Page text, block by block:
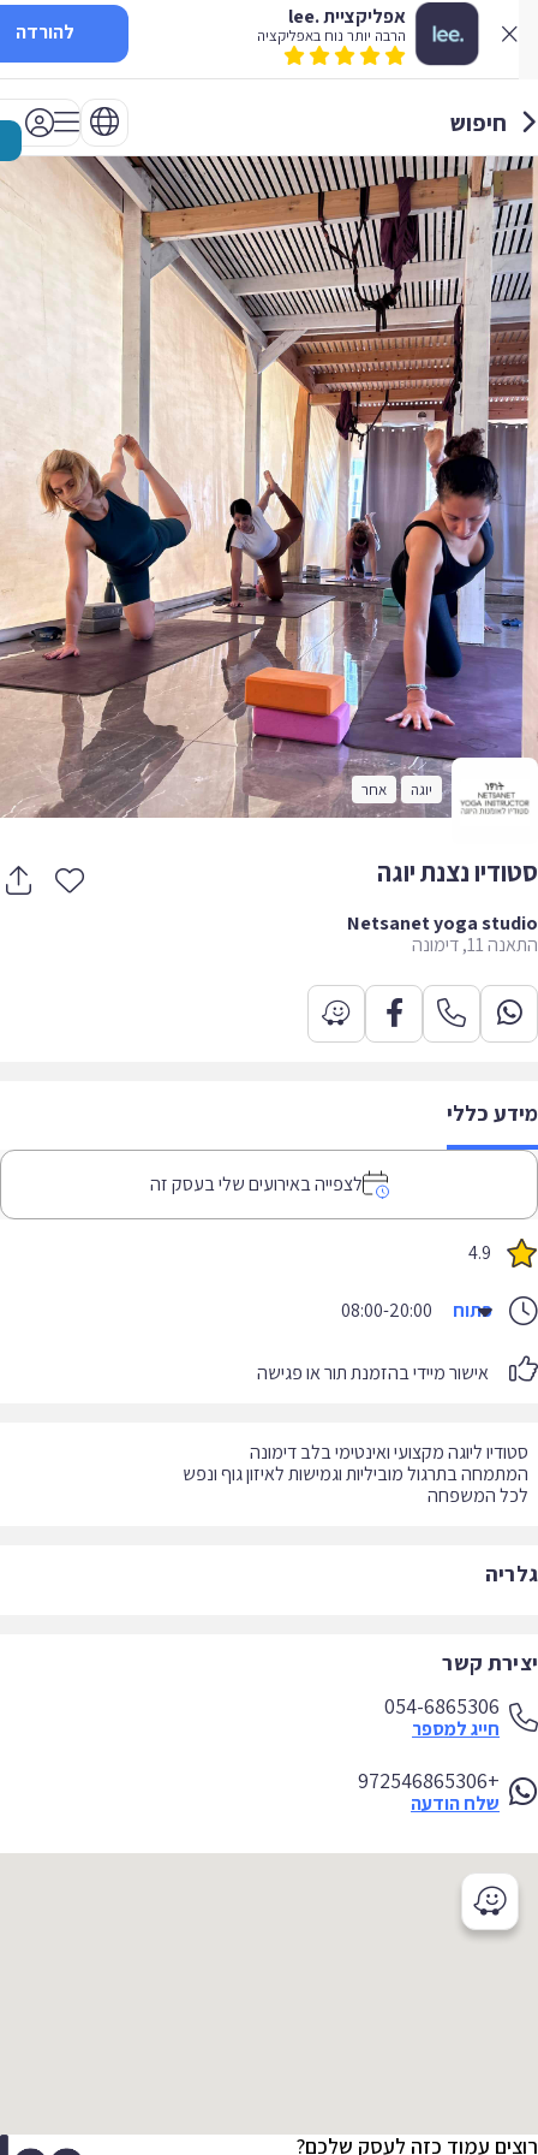
אפליקציית .lee
הרבה יותר נוח באפליקציה להורדה
חיפוש
יוגה אחר
נצנת יוגה
Netsanet yoga
דימונה
כללי
לצפייה באירועים שלי בעסק זה
4.9
פתוח 08:00-20:00
אישור מיידי בהזמנת תור או פגישה
המשפחה
קשר
054-6865306
חייג למספר
+972546865306
שלח הודעה
עמוד כזה לעסק שלכם?